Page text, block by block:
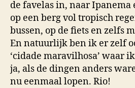
de favelas in, naar Ipanema
op een berg vol tropisch
bussen, op de fiets en zelfs
En natuurlijk ben ik er zelf
‘cidade maravilhosa’ waar
ja, als de dingen anders
nu eenmaal lopen. Rio!